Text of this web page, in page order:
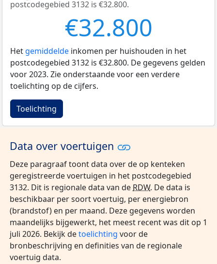
postcodegebied 3132 is €32.800.
€32.800
Het gemiddelde inkomen per huishouden in het
postcodegebied 3132 is €32.800. De gegevens gelden
voor 2023. Zie onderstaande voor een verdere
toelichting op de cijfers.
Toelichting
Data over voertuigen
Deze paragraaf toont data over de op kenteken
geregistreerde voertuigen in het postcodegebied
3132. Dit is regionale data van de RDW. De data is
beschikbaar per soort voertuig, per energiebron
(brandstof) en per maand. Deze gegevens worden
maandelijks bijgewerkt, het meest recent was dit op 1
juli 2026. Bekijk detoelichting voor de
bronbeschrijving en definities van de regionale
voertuig data.